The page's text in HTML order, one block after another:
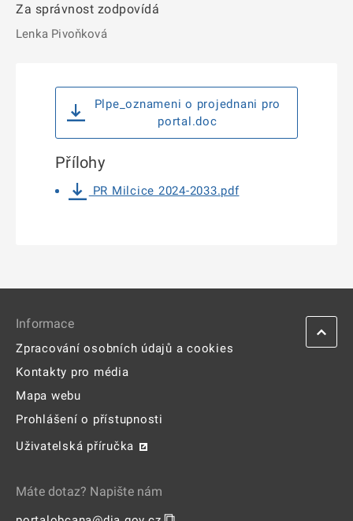
Za správnost zodpovídá
Lenka Pivoňková
Plpe_oznameni o projednani pro
portal.doc
Přílohy
PR Milcice 2024-2033.pdf
Informace
Zpracování osobních údajů a cookies
Kontakty pro média
Mapa webu
Prohlášení o přístupnosti
Uživatelská příručka
Máte dotaz? Napište nám